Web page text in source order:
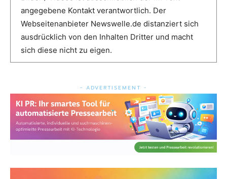
angegebene Kontakt verantwortlich. Der
Webseitenanbieter Newswelle.de distanziert sich
ausdrücklich von den Inhalten Dritter und macht
sich diese nicht zu eigen.
- ADVERTISEMENT -